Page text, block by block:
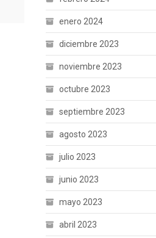
enero 2024
diciembre 2023
noviembre 2023
octubre 2023
septiembre 2023
agosto 2023
julio 2023
junio 2023
mayo 2023
abril 2023